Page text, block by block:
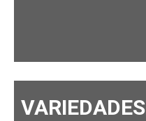
VARIEDADES